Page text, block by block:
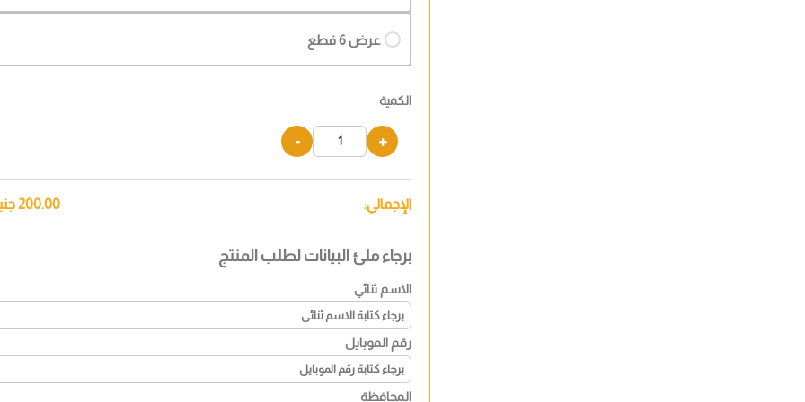
عرض 6 قطع
الكمية
+
-
الإجمالي: 200.00
برجاء ملئ البيانات لطلب المنتج
الاسم ثنائي
رقم الموبايل
المحافظة